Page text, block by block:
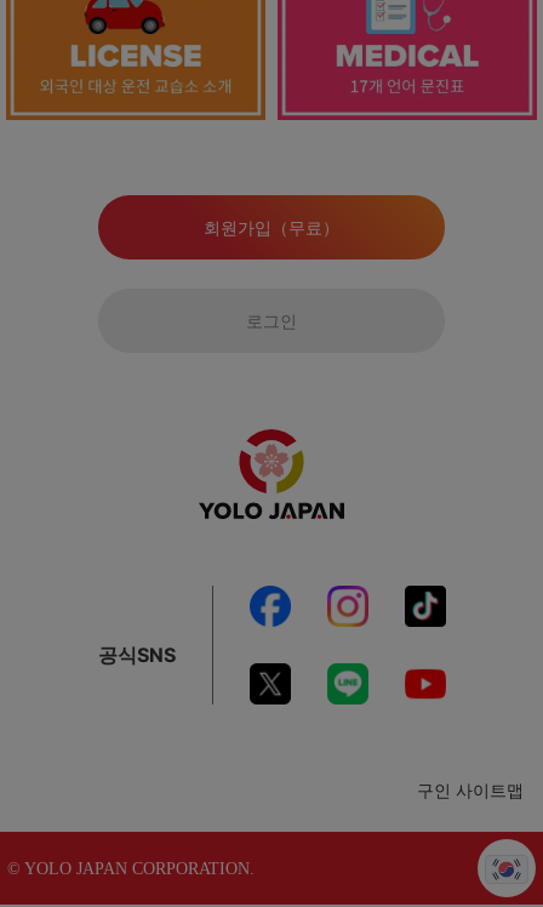
회원가입（무료）
로그인
공식SNS
구인 사이트맵
© YOLO JAPAN CORPORATION.